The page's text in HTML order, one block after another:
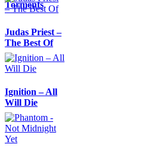
Torments
Judas Priest –
The Best Of
Ignition – All
Will Die